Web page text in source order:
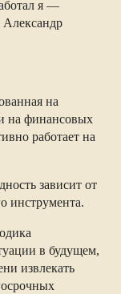
я —
на
на финансовых
работает на
зависит от
инструмента.
в будущем,
извлекать